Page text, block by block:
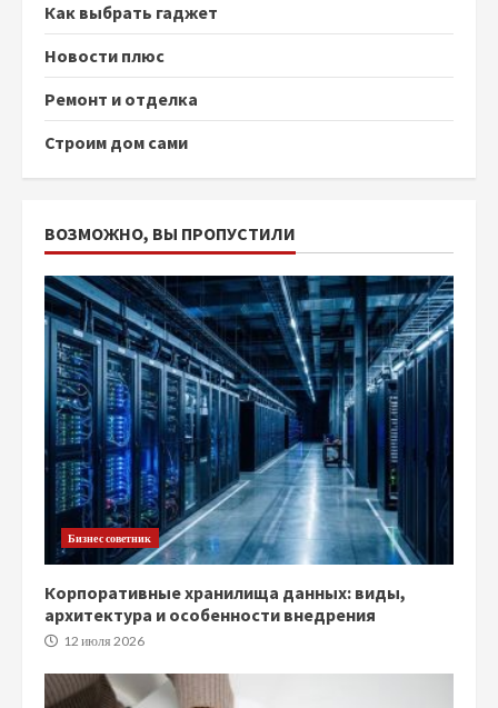
Как выбрать гаджет
Новости плюс
Ремонт и отделка
Строим дом сами
ВОЗМОЖНО, ВЫ ПРОПУСТИЛИ
Бизнес советник
Корпоративные хранилища данных: виды,
архитектура и особенности внедрения
12 июля 2026